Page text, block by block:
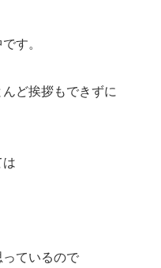
す。
ど挨拶もできずに
は
ているので